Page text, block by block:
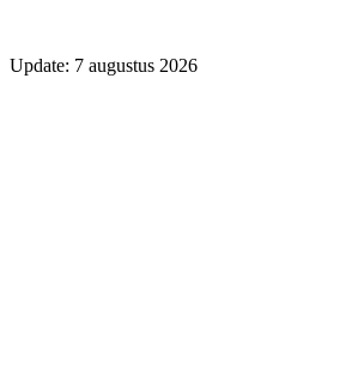
Update: 7 augustus 2026